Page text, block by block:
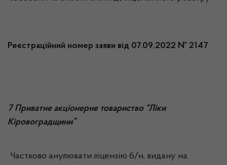
Реєстраційний номер заяви від 07.09.2022 № 2147
7 Приватне акціонерне товариство “Ліки
Кіровоградщини”
Частково анулювати ліцензію б/н, видану на